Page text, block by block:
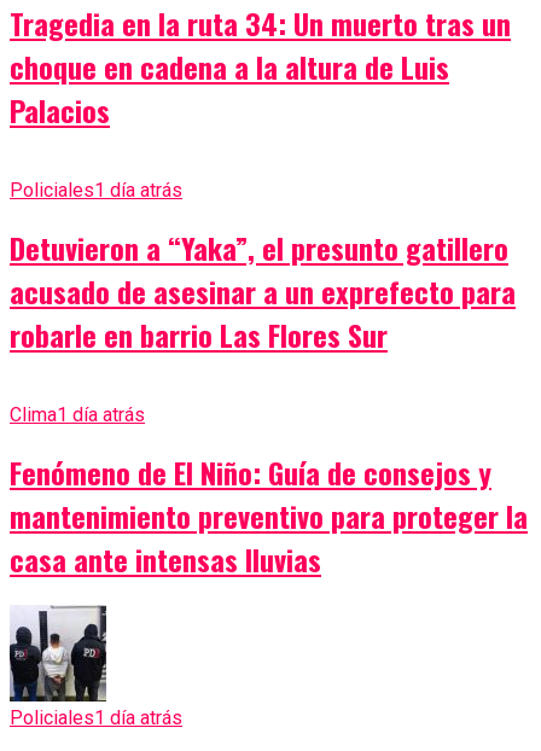
Tragedia en la ruta 34: Un muerto tras un
choque en cadena a la altura de Luis
Palacios
Policiales1 día atrás
Detuvieron a “Yaka”, el presunto gatillero
acusado de asesinar a un exprefecto para
robarle en barrio Las Flores Sur
Clima1 día atrás
Fenómeno de El Niño: Guía de consejos y
mantenimiento preventivo para proteger la
casa ante intensas lluvias
Policiales1 día atrás